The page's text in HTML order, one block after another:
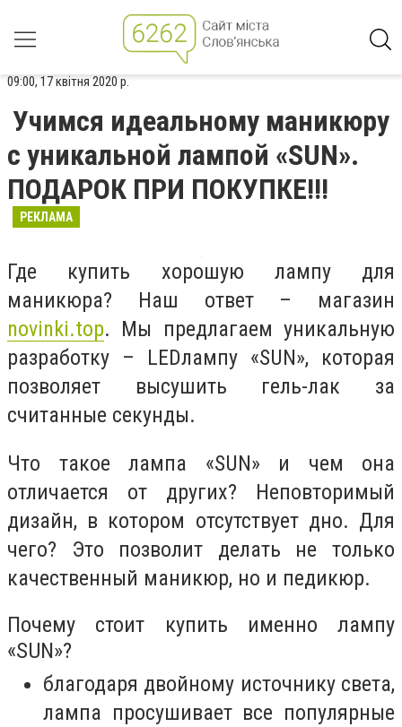
09:00, 17 квітня 2020 р.
Учимся идеальному маникюру
с уникальной лампой «SUN».
ПОДАРОК ПРИ ПОКУПКЕ!!!
РЕКЛАМА
Где купить хорошую лампу для
маникюра? Наш ответ – магазин
novinki.top. Мы предлагаем уникальную
разработку – LEDлампу «SUN», которая
позволяет высушить гель-лак за
считанные секунды.
Что такое лампа «SUN» и чем она
отличается от других? Неповторимый
дизайн, в котором отсутствует дно. Для
чего? Это позволит делать не только
качественный маникюр, но и педикюр.
Почему стоит купить именно лампу
«SUN»?
благодаря двойному источнику света,
лампа просушивает все популярные